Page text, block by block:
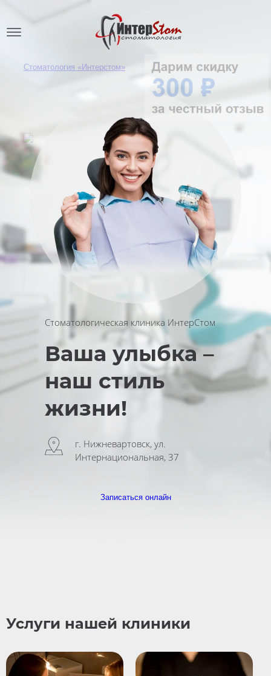
Записаться онлайн
Ваша улыбка –
наш стиль
жизни!
Стоматологическая клиника ИнтерСтом
г. Нижневартовск, ул.
Интернациональная, 37
Стоматология «Интерстом»
Услуги нашей клиники